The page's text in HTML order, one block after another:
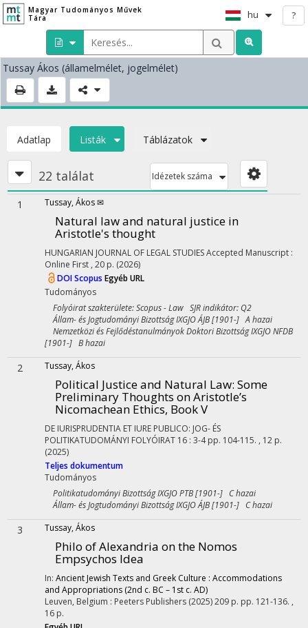
Magyar Tudományos Művek
Tára
hu ?
Tussay Ákos (államelmélet, jogelmélet)
Adatlap Listák Táblázatok
22 találat Idézetek száma
1 Tussay, Ákos ✉
Natural law and natural justice in
Aristotle's thought
HUNGARIAN JOURNAL OF LEGAL STUDIESAccepted Manuscript :
Online First , 20 p. (2026)
DOIScopus Egyéb URL
Tudományos
Folyóirat szakterülete: Scopus - Law SJR indikátor: Q2
Állam- és Jogtudományi Bizottság IXGJO ÁJB [1901-] A hazai
Nemzetközi és Fejlődéstanulmányok Doktori Bizottság IXGJO NFDB
[1901-] B hazai
2 Tussay, Ákos
Political Justice and Natural Law: Some
Preliminary Thoughts on Aristotle’s
Nicomachean Ethics, Book V
DE IURISPRUDENTIA ET IURE PUBLICO: JOG- ÉS
POLITIKATUDOMÁNYI FOLYÓIRAT 16 : 3-4 pp. 104-115. , 12 p.
(2025)
Teljes dokumentum
Tudományos
Politikatudományi Bizottság IXGJO PTB [1901-] C hazai
Állam- és Jogtudományi Bizottság IXGJO ÁJB [1901-] C hazai
3 Tussay, Ákos
Philo of Alexandria on the Nomos
Empsychos Idea
In: Ancient Jewish Texts and Greek Culture : Accommodations
and Appropriations (2nd c. BC – 1st c. AD)
Leuven, Belgium : Peeters Publishers (2025)209 p. pp. 121-136. ,
16 p.